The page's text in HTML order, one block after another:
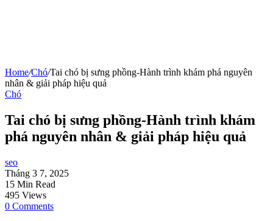
Home/Chó/Tai chó bị sưng phồng-Hành trình khám phá nguyên
nhân & giải pháp hiệu quả
Chó
Tai chó bị sưng phồng-Hành trình khám
phá nguyên nhân & giải pháp hiệu quả
seo
Tháng 3 7, 2025
15 Min Read
495 Views
0 Comments